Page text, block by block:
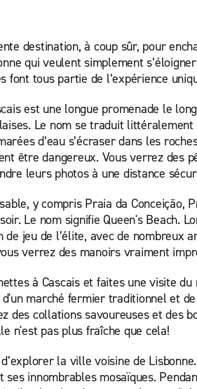
destination, à coup sûr, pour
qui veulent simplement
tous partie de l’expérience
est une longue promenade le
Le nom se traduit
d’eau s’écraser dans les
être dangereux. Vous verrez des
leurs photos à une distance
y compris Praia da
Le nom signifie Queen's Beach.
jeu de l’élite, avec de nombreux
verrez des manoirs vraiment
à Cascais et faites une visite
marché fermier traditionnel et
collations savoureuses et des
n'est pas plus fraîche que cela!
la ville voisine de
innombrables mosaïques.